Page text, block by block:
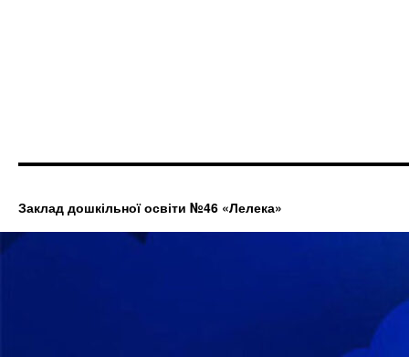
Заклад дошкільної освіти №46 «Лелека»